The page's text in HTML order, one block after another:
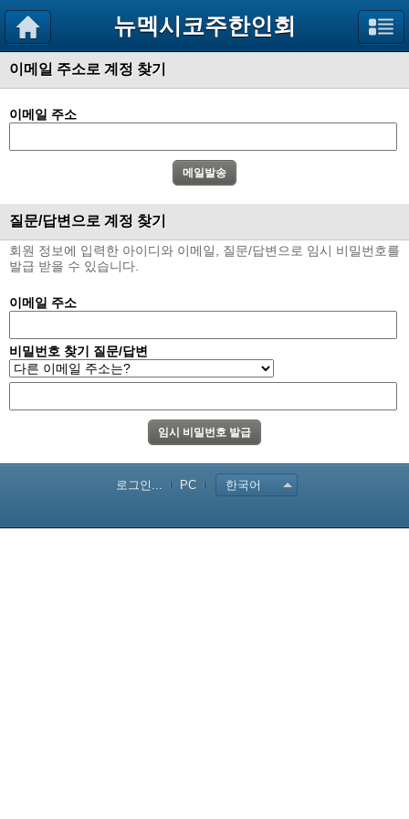
뉴멕시코주한인회
이메일 주소로 계정 찾기
이메일 주소
질문/답변으로 계정 찾기
회원 정보에 입력한 아이디와 이메일, 질문/답변으로 임시 비밀번호를
발급 받을 수 있습니다.
이메일 주소
비밀번호 찾기 질문/답변
로그인... PC 한국어